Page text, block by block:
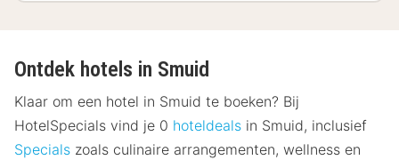
Ontdek hotels in Smuid
Klaar om een hotel in Smuid te boeken? Bij
HotelSpecials vind je 0 hoteldeals in Smuid, inclusief
Specials zoals culinaire arrangementen, wellness en